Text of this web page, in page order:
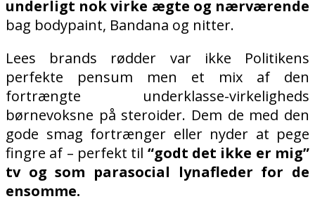
underligt nok virke ægte og nærværende
bag bodypaint, Bandana og nitter.
Lees brands rødder var ikke Politikens
perfekte pensum men et mix af den
fortrængte underklasse-virkeligheds
børnevoksne på steroider. Dem de med den
gode smag fortrænger eller nyder at pege
fingre af – perfekt til “godt det ikke er mig”
tv og som parasocial lynafleder for de
ensomme.